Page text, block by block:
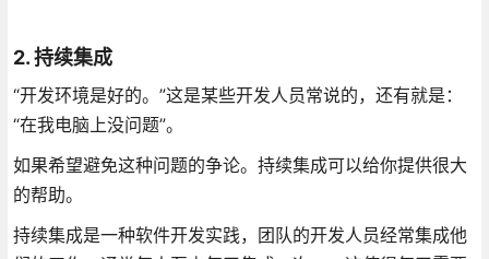
2. 持续集成
“开发环境是好的。”这是某些开发人员常说的，还有就是：
“在我电脑上没问题”。
如果希望避免这种问题的争论。持续集成可以给你提供很大
的帮助。
持续集成是一种软件开发实践，团队的开发人员经常集成他